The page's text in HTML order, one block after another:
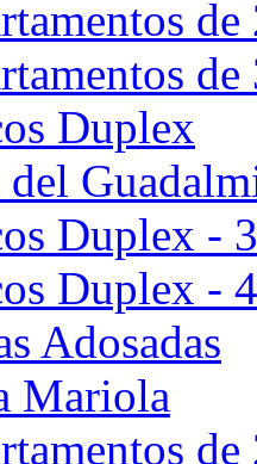
Duplex
del
Duplex -
Duplex -
Adosadas
Mariola